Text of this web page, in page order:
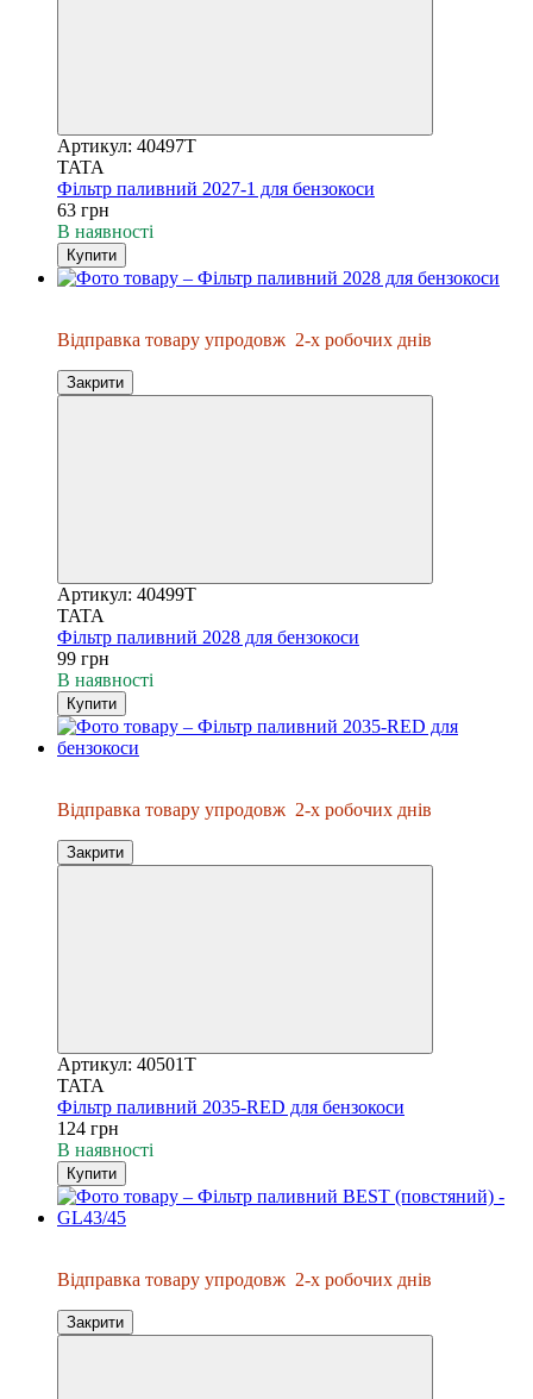
Артикул: 40497T
TATA
Фільтр паливний 2027-1 для бензокоси
63 грн
В наявності
Купити
Відправка товару упродовж 2-х робочих днів
Закрити
Артикул: 40499T
TATA
Фільтр паливний 2028 для бензокоси
99 грн
В наявності
Купити
Відправка товару упродовж 2-х робочих днів
Закрити
Артикул: 40501T
TATA
Фільтр паливний 2035-RED для бензокоси
124 грн
В наявності
Купити
Відправка товару упродовж 2-х робочих днів
Закрити